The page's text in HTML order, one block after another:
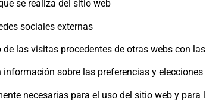
se realiza del sitio web
sociales externas
las visitas procedentes de otras webs con
sobre las preferencias y
necesarias para el uso del sitio web y